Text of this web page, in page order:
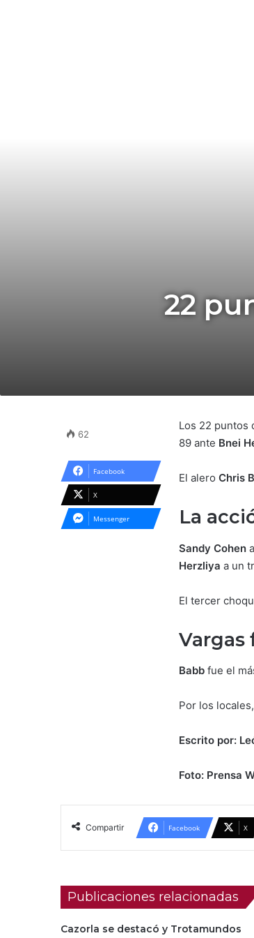
22
Los 22 puntos
89 ante Bnei
El alero Chris
La
Sandy Cohen
Herzliya a un
El tercer
Vargas
Babb fue el
Por los locales,
Escrito por:
Foto: Prensa
62
Facebook
X
Messenger
Compartir Facebook X
Publicaciones relacionadas
Cazorla se destacó y Trotamundos